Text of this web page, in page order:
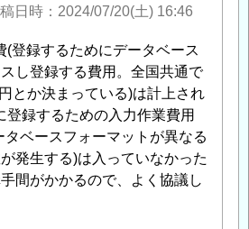
日時 2024/07/20(土) 16:46
(登録するためにデータベース
し登録する費用。全国共通で
とか決まっている)は計上され
登録するための入力作業費用
タベースフォーマットが異なる
発生する)は入っていなかった
間がかかるので、よく協議し